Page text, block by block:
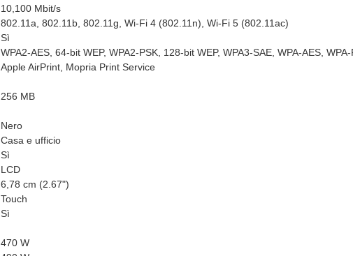
10,100 Mbit/s
802.11a, 802.11b, 802.11g, Wi-Fi 4 (802.11n), Wi-Fi 5 (802.11ac)
Sì
WPA2-AES, 64-bit WEP, WPA2-PSK, 128-bit WEP, WPA3-SAE, WPA-AES,
Apple AirPrint, Mopria Print Service
256 MB
Nero
Casa e ufficio
Sì
LCD
6,78 cm (2.67")
Touch
Sì
470 W